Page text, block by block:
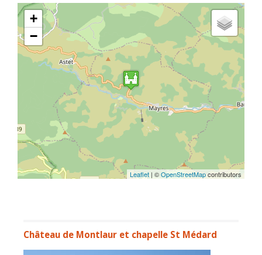
+
−
Leaflet | ©OpenStreetMapcontributors
Château de Montlaur et chapelle St Médard